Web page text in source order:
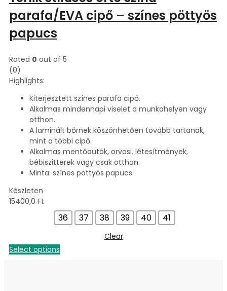
parafa/EVA cipő – színes pöttyös
papucs
Rated 0 out of 5
(0)
Highlights:
Kiterjesztett színes parafa cipő.
Alkalmas mindennapi viselet a munkahelyen vagy
otthon.
A laminált bőrnek köszönhetően tovább tartanak,
mint a többi cipő.
Alkalmas mentőautók, orvosi. létesítmények,
bébiszitterek vagy csak otthon.
Minta: színes pöttyös papucs
Készleten
15400,0 Ft
36 37 38 39 40 41
Clear
Select options